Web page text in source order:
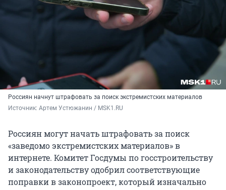
Россиян начнут штрафовать за поиск экстремистских материалов
Источник: Артем Устюжанин / MSK1.RU
Россиян могут начать штрафовать за поиск
«заведомо экстремистских материалов» в
интернете. Комитет Госдумы по госстроительству
и законодательству одобрил соответствующие
поправки в законопроект, который изначально